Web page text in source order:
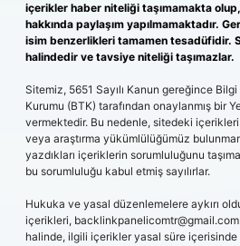
içerikler haber niteliği taşımamakta
hakkında paylaşım yapılmamaktadır.
isim benzerlikleri tamamen tesadüfidir.
halindedir ve tavsiye niteliği taşımazlar.
Sitemiz, 5651 Sayılı Kanun gereğince
Kurumu (BTK) tarafından onaylanmış bir
vermektedir. Bu nedenle, sitedeki
veya araştırma yükümlülüğümüz
yazdıkları içeriklerin sorumluluğunu
bu sorumluluğu kabul etmiş sayılırlar.
Hukuka ve yasal düzenlemelere aykırı
içerikleri, backlinkpanelicomtr@gmail.com
halinde, ilgili içerikler yasal süre içerisinde